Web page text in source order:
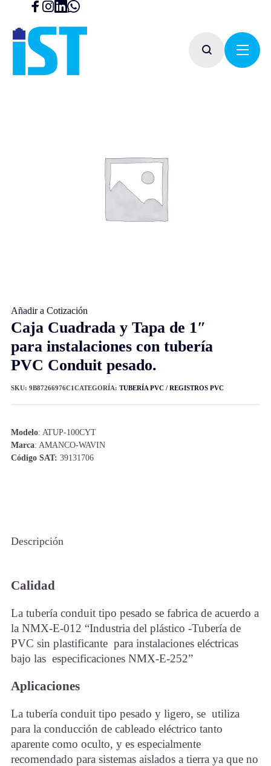
Caja Cuadrada y Tapa de 1″
para instalaciones con tubería
PVC Conduit pesado.
Modelo: ATUP-100CYT
Marca: AMANCO-WAVIN
Código SAT: 39131706
Añadir a Cotización
SKU: 9B87266976C1CATEGORÍA: TUBERÍA PVC / REGISTROS PVC
Descripción
Calidad
La tubería conduit tipo pesado se fabrica de acuerdo a
la NMX-E-012 “Industria del plástico -Tubería de
PVC sin plastificante para instalaciones eléctricas
bajo las especificaciones NMX-E-252”
Aplicaciones
La tubería conduit tipo pesado y ligero, se utiliza
para la conducción de cableado eléctrico tanto
aparente como oculto, y es especialmente
recomendado para sistemas aislados a tierra ya que no